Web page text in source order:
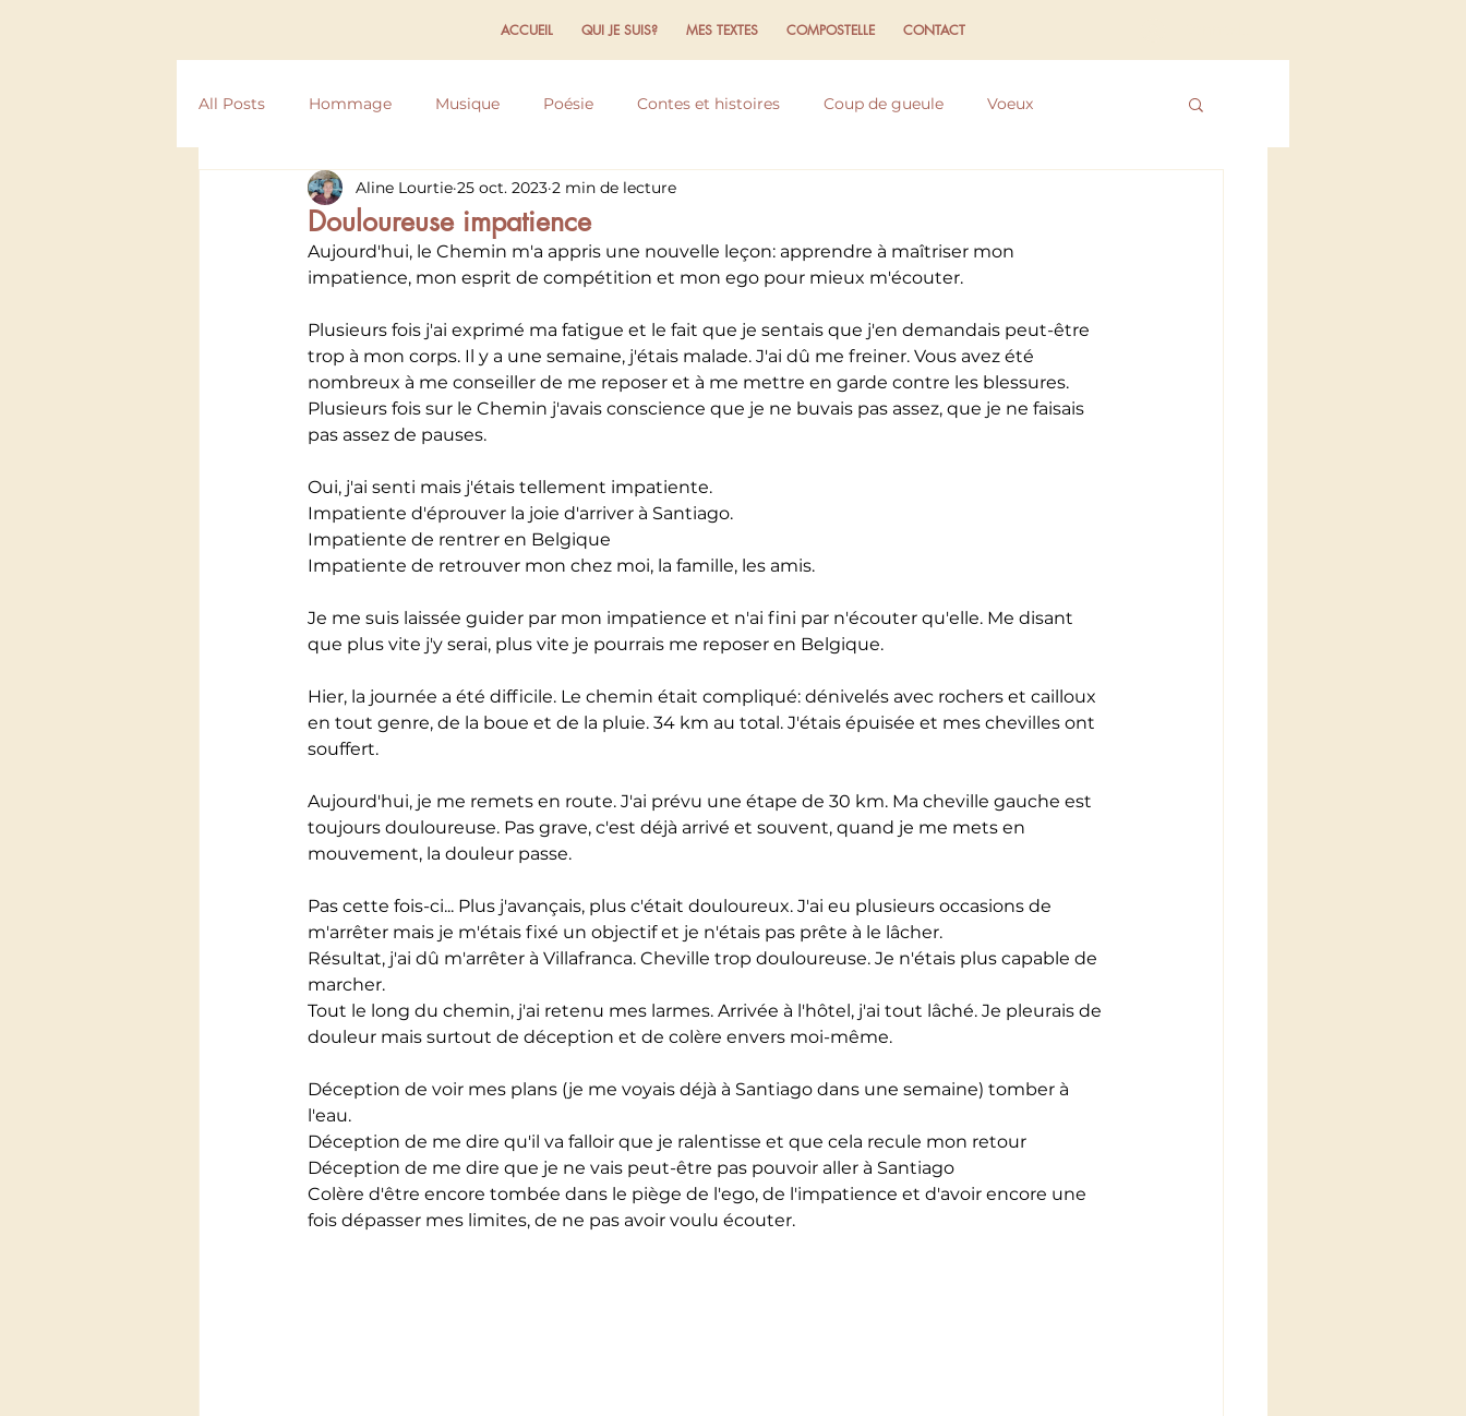
ACCUEIL QUI JE SUIS? MES TEXTES COMPOSTELLE CONTACT
All Posts Hommage Musique Poésie Contes et histoires Coup de gueule Voeux
Compostelle Texte Réflexions Expériences et ressentis
Douloureuse impatience
Aline Lourtie 25 oct. 2023 2 min de lecture
Aujourd'hui, le Chemin m'a appris une nouvelle leçon: apprendre à maîtriser mon
impatience, mon esprit de compétition et mon ego pour mieux m'écouter.
Plusieurs fois j'ai exprimé ma fatigue et le fait que je sentais que j'en demandais peut-être
trop à mon corps. Il y a une semaine, j'étais malade. J'ai dû me freiner. Vous avez été
nombreux à me conseiller de me reposer et à me mettre en garde contre les blessures.
Plusieurs fois sur le Chemin j'avais conscience que je ne buvais pas assez, que je ne faisais
pas assez de pauses.
Oui, j'ai senti mais j'étais tellement impatiente.
Impatiente d'éprouver la joie d'arriver à Santiago.
Impatiente de rentrer en Belgique
Impatiente de retrouver mon chez moi, la famille, les amis.
Je me suis laissée guider par mon impatience et n'ai fini par n'écouter qu'elle. Me disant
que plus vite j'y serai, plus vite je pourrais me reposer en Belgique.
Hier, la journée a été difficile. Le chemin était compliqué: dénivelés avec rochers et cailloux
en tout genre, de la boue et de la pluie. 34 km au total. J'étais épuisée et mes chevilles ont
souffert.
Aujourd'hui, je me remets en route. J'ai prévu une étape de 30 km. Ma cheville gauche est
toujours douloureuse. Pas grave, c'est déjà arrivé et souvent, quand je me mets en
mouvement, la douleur passe.
Pas cette fois-ci... Plus j'avançais, plus c'était douloureux. J'ai eu plusieurs occasions de
m'arrêter mais je m'étais fixé un objectif et je n'étais pas prête à le lâcher.
Résultat, j'ai dû m'arrêter à Villafranca. Cheville trop douloureuse. Je n'étais plus capable de
marcher.
Tout le long du chemin, j'ai retenu mes larmes. Arrivée à l'hôtel, j'ai tout lâché. Je pleurais de
douleur mais surtout de déception et de colère envers moi-même.
Déception de voir mes plans (je me voyais déjà à Santiago dans une semaine) tomber à
l'eau.
Déception de me dire qu'il va falloir que je ralentisse et que cela recule mon retour
Déception de me dire que je ne vais peut-être pas pouvoir aller à Santiago
Colère d'être encore tombée dans le piège de l'ego, de l'impatience et d'avoir encore une
fois dépasser mes limites, de ne pas avoir voulu écouter.